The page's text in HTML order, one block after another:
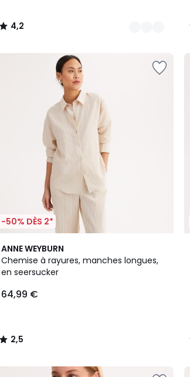
4,2
/
-50% DÈS 2*
ANNE WEYBURN
Chemise à rayures, manches longues,
en seersucker
64,99 €
2,5
/ 5
2,5
/